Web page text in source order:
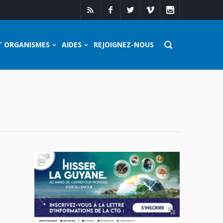
ORGANISMES AIDES REJOIGNEZ-NOUS